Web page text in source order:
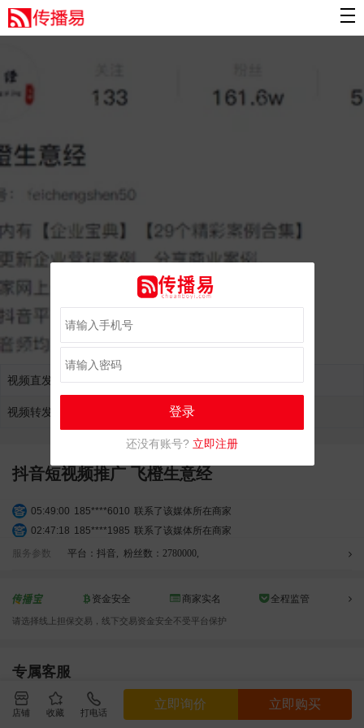
店铺 收藏 打电话
立即询价 立即购买
视频直发报价 ¥48000.00元 加入购物车
视频转发报价 加入购物车
抖音短视频推广 飞橙生意经
05:49:00 185****6010 联系了该媒体所在商家
02:47:18 185****1985 联系了该媒体所在商家
02:16:20 173****0934 联系了该媒体所在商家
11:36:30
185****9935
联系了该媒体所在商家
05:48:23 137****4579 联系了该媒体所在商家
03:56:53
12:47:27
151****7936
联系了该媒体所在商家
服务参数 平台：抖音, 粉丝数：2780000,
资金安全 商家实名 全程监管
请选择线上担保交易，线下交易资金安全不受平台保护
专属客服
立即询价 QQ咨询 电话咨询
登录
还没有账号? 立即注册